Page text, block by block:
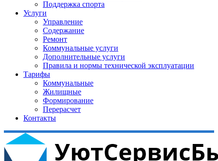
Поддержка спорта
Услуги
Управление
Содержание
Ремонт
Коммунальные услуги
Дополнительные услуги
Правила и нормы технической эксплуатации
Тарифы
Коммунальные
Жилищные
Формирование
Перерасчет
Контакты